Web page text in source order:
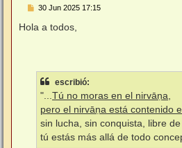
M
n
30 Jun 2025 17:15
Hola a todos,
escribió:
"... Tú no moras en el nirvāṇa,
pero el nirvāṇa está contenido
sin lucha, sin conquista, libre de
tú estás más allá de todo